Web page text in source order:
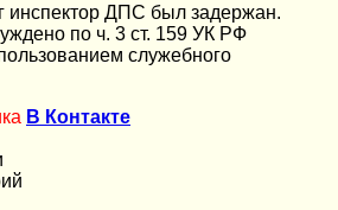
инспектор ДПС был задержан.
по ч. 3 ст. 159 УК РФ
служебного
В Контакте